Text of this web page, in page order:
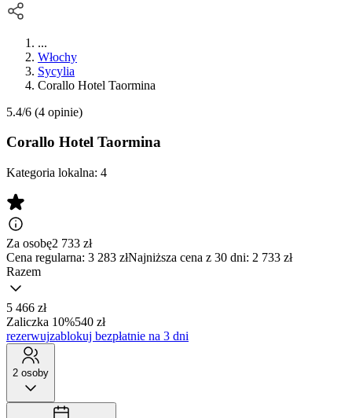
...
Włochy
Sycylia
Corallo Hotel Taormina
5.4/6 (4 opinie)
Corallo Hotel Taormina
Kategoria lokalna: 4
Za osobę2 733 zł
Cena regularna: 3 283 złNajniższa cena z 30 dni: 2 733 zł
Razem
5 466 zł
Zaliczka 10%540 zł
rezerwujzablokuj bezpłatnie na 3 dni
2 osoby